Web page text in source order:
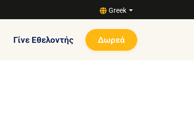
Greek
Γίνε Εθελοντής Δωρεά